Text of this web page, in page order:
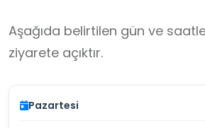
Aşağıda belirtilen gün ve
ziyarete açıktır.
Pazartesi